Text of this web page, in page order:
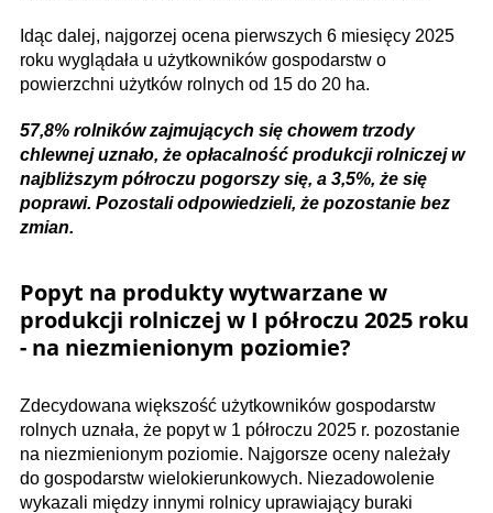
Idąc dalej, najgorzej ocena pierwszych 6 miesięcy 2025
roku wyglądała u użytkowników gospodarstw o
powierzchni użytków rolnych od 15 do 20 ha.
57,8% rolników zajmujących się chowem trzody
chlewnej uznało, że opłacalność produkcji rolniczej w
najbliższym półroczu pogorszy się, a 3,5%, że się
poprawi. Pozostali odpowiedzieli, że pozostanie bez
zmian.
Popyt na produkty wytwarzane w
produkcji rolniczej w I półroczu 2025 roku
- na niezmienionym poziomie?
Zdecydowana większość użytkowników gospodarstw
rolnych uznała, że popyt w 1 półroczu 2025 r. pozostanie
na niezmienionym poziomie. Najgorsze oceny należały
do gospodarstw wielokierunkowych. Niezadowolenie
wykazali między innymi rolnicy uprawiający buraki